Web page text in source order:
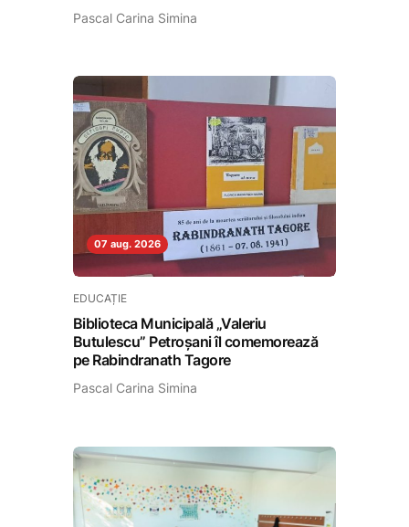
Pascal Carina Simina
07 aug. 2026
EDUCAȚIE
Biblioteca Municipală „Valeriu
Butulescu” Petroșani îl comemorează
pe Rabindranath Tagore
Pascal Carina Simina